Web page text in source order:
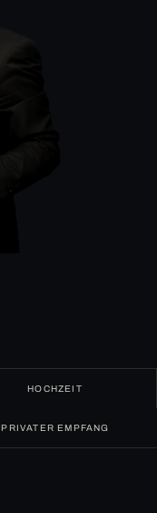
HOCHZEIT
PRIVATER EMPFANG